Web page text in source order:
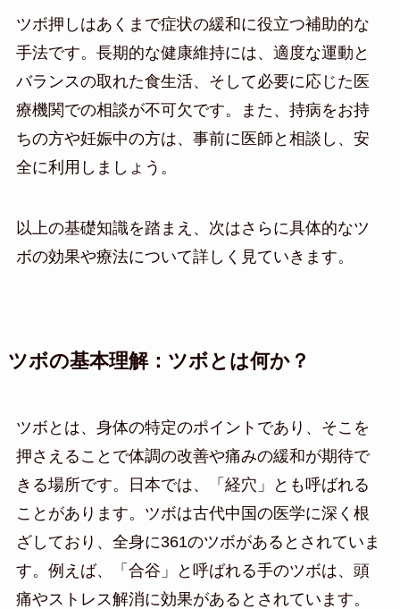
ツボ押しはあくまで症状の緩和に役立つ補助的な
手法です。長期的な健康維持には、適度な運動と
バランスの取れた食生活、そして必要に応じた医
療機関での相談が不可欠です。また、持病をお持
ちの方や妊娠中の方は、事前に医師と相談し、安
全に利用しましょう。
以上の基礎知識を踏まえ、次はさらに具体的なツ
ボの効果や療法について詳しく見ていきます。
ツボの基本理解：ツボとは何か？
ツボとは、身体の特定のポイントであり、そこを
押さえることで体調の改善や痛みの緩和が期待で
きる場所です。日本では、「経穴」とも呼ばれる
ことがあります。ツボは古代中国の医学に深く根
ざしており、全身に361のツボがあるとされていま
す。例えば、「合谷」と呼ばれる手のツボは、頭
痛やストレス解消に効果があるとされています。